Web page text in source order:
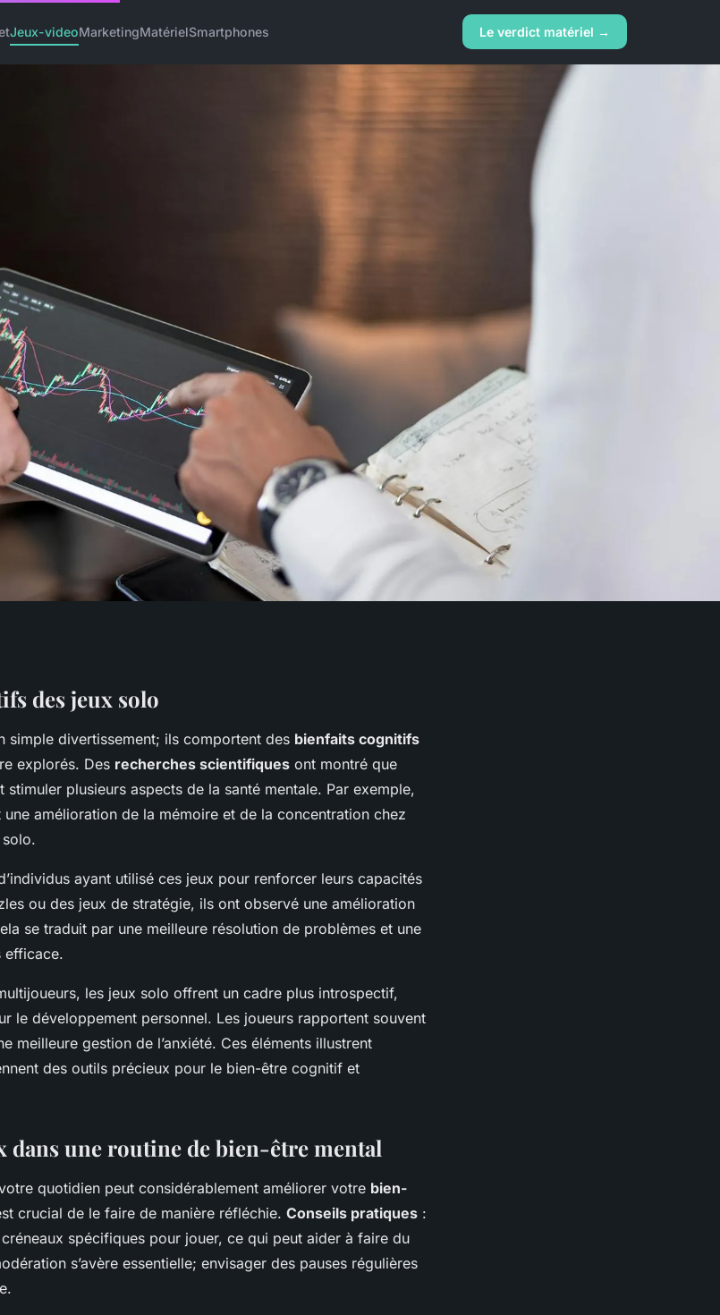
Jeux-videoMarketingMatérielSmartphones Le verdict matériel →
Votre Mental
des jeux solo
simple divertissement; ils comportent des bienfaits cognitifs
explorés. Des recherches scientifiques ont montré que
plusieurs aspects de la santé mentale. Par exemple,
amélioration de la mémoire et de la concentration chez
ayant utilisé ces jeux pour renforcer leurs capacités
ou des jeux de stratégie, ils ont observé une amélioration
se traduit par une meilleure résolution de problèmes et une
efficace.
les jeux solo offrent un cadre plus introspectif,
le développement personnel. Les joueurs rapportent souvent
meilleure gestion de l’anxiété. Ces éléments illustrent
des outils précieux pour le bien-être cognitif et
dans une routine de bien-être mental
quotidien peut considérablement améliorer votre bien-
crucial de le faire de manière réfléchie. Conseils pratiques :
spécifiques pour jouer, ce qui peut aider à faire du
s’avère essentielle; envisager des pauses régulières